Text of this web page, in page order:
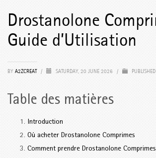
Drostanolone
Guide d’Utilisation
BY A2ZCREAT / SATURDAY, 20 JUNE 2026 /
Table des matières
Introduction
Où acheter Drostanolone Comprimes
Comment prendre Drostanolone Comprimes